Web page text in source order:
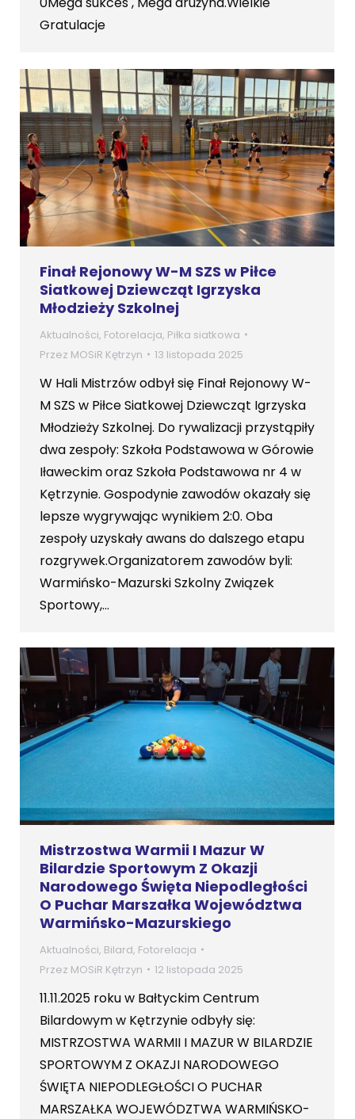
Gratulacje
Finał Rejonowy W-M SZS w Piłce
Siatkowej Dziewcząt Igrzyska
Młodzieży Szkolnej
Aktualności, Fotorelacja, Piłka siatkowa
Przez MOSiR Kętrzyn 13 listopada 2025
W Hali Mistrzów odbył się Finał Rejonowy W-
M SZS w Piłce Siatkowej Dziewcząt Igrzyska
Młodzieży Szkolnej. Do rywalizacji przystąpiły
dwa zespoły: Szkoła Podstawowa w Górowie
Iławeckim oraz Szkoła Podstawowa nr 4 w
Kętrzynie. Gospodynie zawodów okazały się
lepsze wygrywając wynikiem 2:0. Oba
zespoły uzyskały awans do dalszego etapu
rozgrywek.Organizatorem zawodów byli:
Warmińsko-Mazurski Szkolny Związek
Sportowy,…
Mistrzostwa Warmii I Mazur W
Bilardzie Sportowym Z Okazji
Narodowego Święta Niepodległości
O Puchar Marszałka Województwa
Warmińsko-Mazurskiego
Aktualności, Bilard, Fotorelacja
Przez MOSiR Kętrzyn 12 listopada 2025
11.11.2025 roku w Bałtyckim Centrum
Bilardowym w Kętrzynie odbyły się:
MISTRZOSTWA WARMII I MAZUR W BILARDZIE
SPORTOWYM Z OKAZJI NARODOWEGO
ŚWIĘTA NIEPODLEGŁOŚCI O PUCHAR
MARSZAŁKA WOJEWÓDZTWA WARMIŃSKO-